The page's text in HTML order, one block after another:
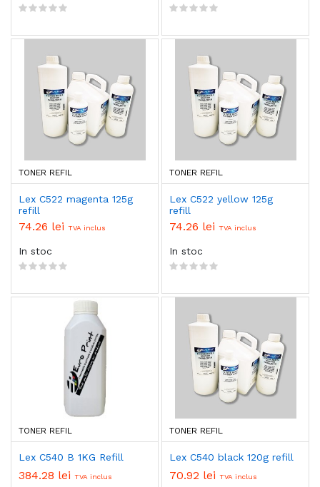
TONER REFIL
Lex C522 magenta 125g
refill
74.26 lei TVA inclus
In stoc
TONER REFIL
Lex C522 yellow 125g
refill
74.26 lei TVA inclus
In stoc
TONER REFIL
Lex C540 B 1KG Refill
384.28 lei TVA inclus
TONER REFIL
Lex C540 black 120g refill
70.92 lei TVA inclus